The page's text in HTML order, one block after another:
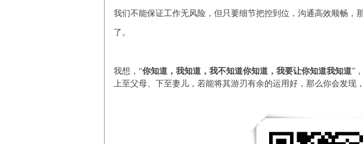
我们不能保证工作无风险，但只要细节把控到位，沟通高效顺畅，
了。
我想，“你知道，我知道，我不知道你知道，我要让你知道我知道”
上至父母、下至妻儿，若能将其游刃有余的运用好，那么你会发现